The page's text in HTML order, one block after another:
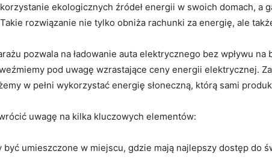
ekologicznych źródeł energii ⁣w ‌swoich domach, a
rozwiązanie nie tylko‌ obniża rachunki za energię, ale
pozwala ⁤na​ ładowanie⁤ auta elektrycznego bez wpływu
‌pod uwagę ‍wzrastające ceny energii elektrycznej.⁤
w pełni wykorzystać ⁤energię słoneczną, którą sami⁢
uwagę ‍na kilka​ kluczowych elementów:
umieszczone ⁤w miejscu, gdzie mają najlepszy dostęp do